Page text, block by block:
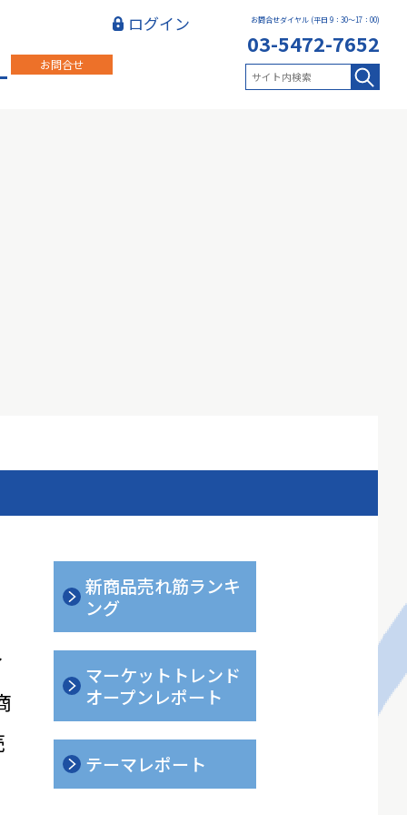
お問合せ
お問合せダイヤル (平日 9：30～17：00)
03-5472-7652
ログイン
新商品売れ筋ランキ
ング
マーケットトレンド
オープンレポート
テーマレポート